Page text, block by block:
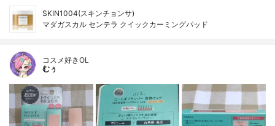
SKIN1004(スキンチョンサ)
マダガスカル センテラ クイックカーミングパッド
コスメ好きOL
むぅ